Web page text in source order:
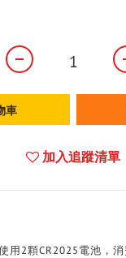
車
加入追蹤清單
用2顆CR2025電池，